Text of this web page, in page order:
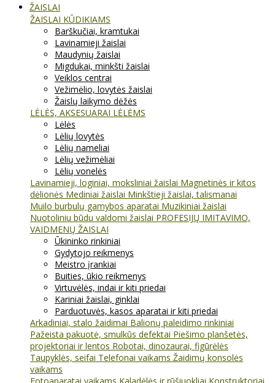
ŽAISLAI
ŽAISLAI KŪDIKIAMS
Barškučiai, kramtukai
Lavinamieji žaislai
Maudynių žaislai
Migdukai, minkšti žaislai
Veiklos centrai
Vežimėlio, lovytės žaislai
Žaislų laikymo dėžės
LĖLĖS, AKSESUARAI LĖLĖMS
Lėlės
Lėlių lovytės
Lėlių nameliai
Lėlių vežimėliai
Lėlių vonelės
Lavinamieji, loginiai, moksliniai žaislai Magnetinės ir kitos
dėlionės Mediniai žaislai Minkštieji žaislai, talismanai
Muilo burbulų gamybos aparatai Muzikiniai žaislai
Nuotoliniu būdu valdomi žaislai PROFESIJŲ IMITAVIMO,
VAIDMENŲ ŽAISLAI
Ūkininko rinkiniai
Gydytojo reikmenys
Meistro įrankiai
Buities, ūkio reikmenys
Virtuvėlės, indai ir kiti priedai
Kariniai žaislai, ginklai
Parduotuvės, kasos aparatai ir kiti priedai
Arkadiniai, stalo žaidimai Balionų paleidimo rinkiniai
Pažeista pakuotė, smulkūs defektai Piešimo planšetės,
projektoriai ir lentos Robotai, dinozaurai, figūrėlės
Taupyklės, seifai Telefonai vaikams Žaidimų konsolės
vaikams
Fotoaparatai vaikams Kaladėlės ir rūšiuokliai Konstruktoriai